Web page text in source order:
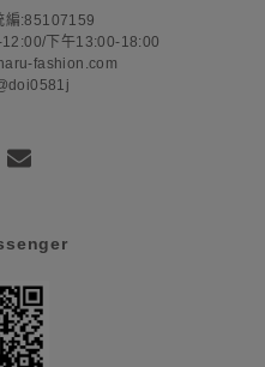
編:85107159
下午13:00-18:00
fashion.com